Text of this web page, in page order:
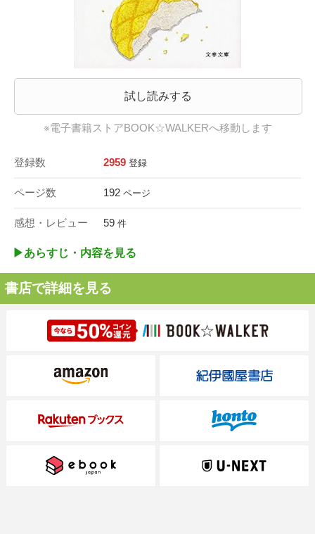
試し読みする
※電子書籍ストアBOOK☆WALKERへ移動します
登録数 2959 登録
ページ数 192 ページ
感想・レビュー 59 件
▶︎あらすじ・内容を見る
書店で詳細を見る